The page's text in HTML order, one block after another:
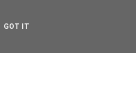
GOT IT